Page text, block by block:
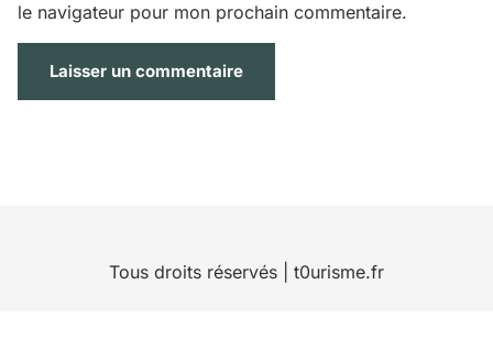
le navigateur pour mon prochain commentaire.
Tous droits réservés | t0urisme.fr